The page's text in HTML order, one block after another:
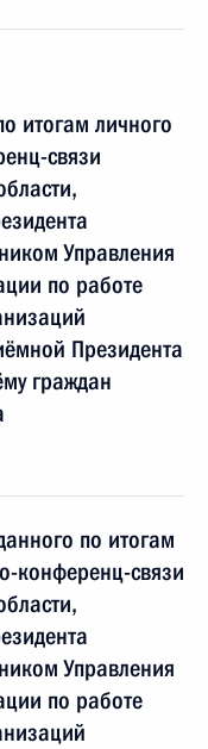
итогам личного
связи
Управления
по работе
Президента
граждан
по итогам
конференц-связи
Управления
по работе